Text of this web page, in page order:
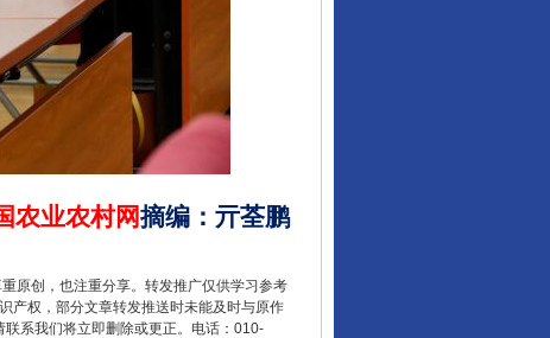
农业农村网摘编 ： 亓荃鹏
原创，也注重分享。转发推广仅供学习参考
产权，部分文章转发推送时未能及时与原作
系我们将立即删除或更正。电话：010-
从数据变化看反腐深化